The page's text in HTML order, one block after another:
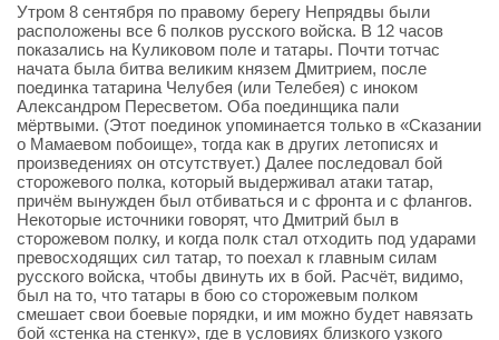
Утром 8 сентября по правому берегу Непрядвы были
расположены все 6 полков русского войска. В 12 часов
показались на Куликовом поле и татары. Почти тотчас
начата была битва великим князем Дмитрием, после
поединка татарина Челубея (или Телебея) с иноком
Александром Пересветом. Оба поединщика пали
мёртвыми. (Этот поединок упоминается только в «Сказании
о Мамаевом побоище», тогда как в других летописях и
произведениях он отсутствует.) Далее последовал бой
сторожевого полка, который выдерживал атаки татар,
причём вынужден был отбиваться и с фронта и с флангов.
Некоторые источники говорят, что Дмитрий был в
сторожевом полку, и когда полк стал отходить под ударами
превосходящих сил татар, то поехал к главным силам
русского войска, чтобы двинуть их в бой. Расчёт, видимо,
был на то, что татары в бою со сторожевым полком
смешает свои боевые порядки, и им можно будет навязать
бой «стенка на стенку», где в условиях близкого узкого